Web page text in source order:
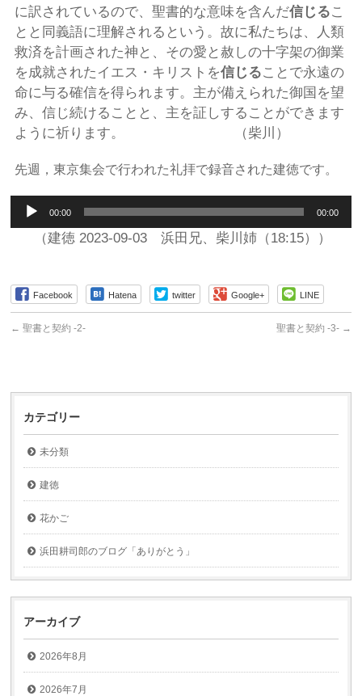
に訳されているので、聖書的な意味を含んだ信じるこ
とと同義語に理解されるという。故に私たちは、人類
救済を計画された神と、その愛と赦しの十字架の御業
を成就されたイエス・キリストを信じることで永遠の
命に与る確信を得られます。主が備えられた御国を望
み、信じ続けることと、主を証しすることができます
ように祈ります。 （柴川）
先週，東京集会で行われた礼拝で録音された建徳です。
ヤ
ー
00:00 00:00
（建徳 2023-09-03 浜田兄、柴川姉（18:15））
Facebook Hatena twitter Google+ LINE
← 聖書と契約 -2- 聖書と契約 -3- →
カテゴリー
未分類
建徳
花かご
浜田耕司郎のブログ「ありがとう」
アーカイブ
2026年8月
2026年7月